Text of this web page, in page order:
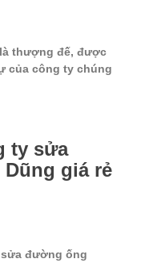
thượng đế, được
của công ty chúng
ty sửa
giá rẻ
đường ống